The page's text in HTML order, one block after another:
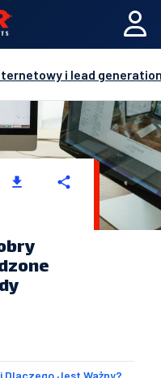
i lead
Dlaczego Jest Ważny?